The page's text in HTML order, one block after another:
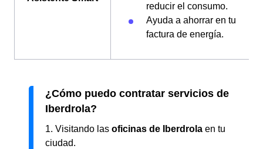
reducir el consumo.
Ayuda a ahorrar en tu
factura de energía.
¿Cómo puedo contratar servicios de
Iberdrola?
1. Visitando las oficinas de Iberdrola en tu
ciudad.